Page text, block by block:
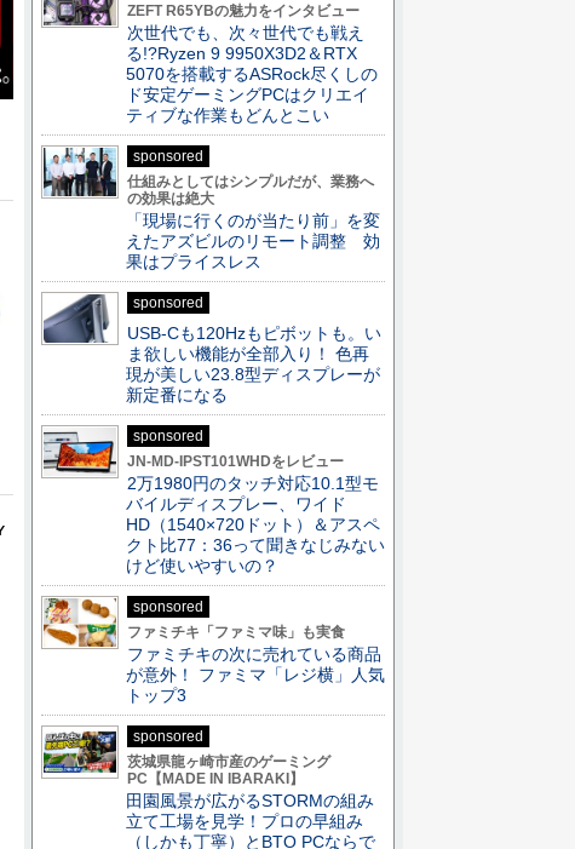
ZEFT R65YBの魅力をインタビュー
次世代でも、次々世代でも戦え
る!?Ryzen 9 9950X3D2＆RTX
5070を搭載するASRock尽くしの
ド安定ゲーミングPCはクリエイ
ティブな作業もどんとこい
sponsored
仕組みとしてはシンプルだが、業務へ
の効果は絶大
「現場に行くのが当たり前」を変
えたアズビルのリモート調整 効
果はプライスレス
sponsored
USB-Cも120Hzもピボットも。い
ま欲しい機能が全部入り！ 色再
現が美しい23.8型ディスプレーが
新定番になる
sponsored
JN-MD-IPST101WHDをレビュー
2万1980円のタッチ対応10.1型モ
バイルディスプレー、ワイド
HD（1540×720ドット）＆アスペ
クト比77：36って聞きなじみない
けど使いやすいの？
sponsored
ファミチキ「ファミマ味」も実食
ファミチキの次に売れている商品
が意外！ ファミマ「レジ横」人気
トップ3
sponsored
茨城県龍ヶ崎市産のゲーミング
PC【MADE IN IBARAKI】
田園風景が広がるSTORMの組み
立て工場を見学！プロの早組み
（しかも丁寧）とBTO PCならで